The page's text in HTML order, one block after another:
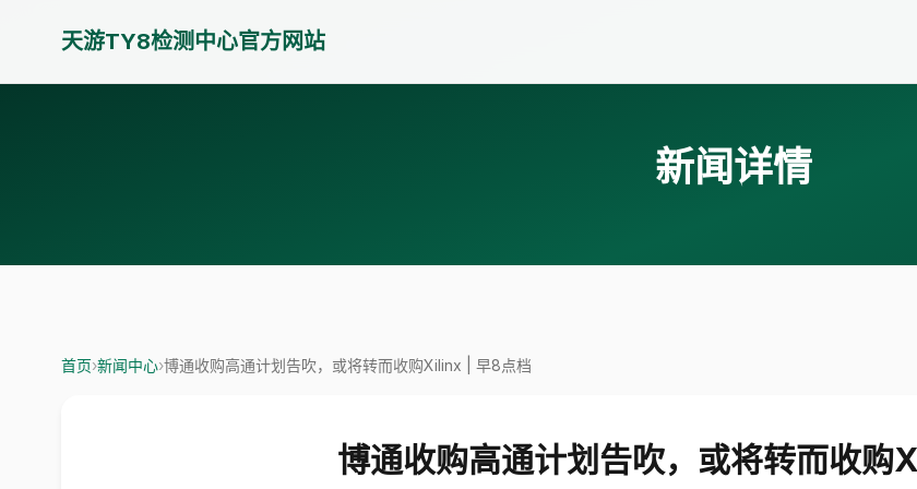
天游TY8检测中心官方网站
新闻详情
首页›新闻中心›博通收购高通计划告吹，或将转而收购Xilinx | 早8点档
博通收购高通计划告吹，或将转而收